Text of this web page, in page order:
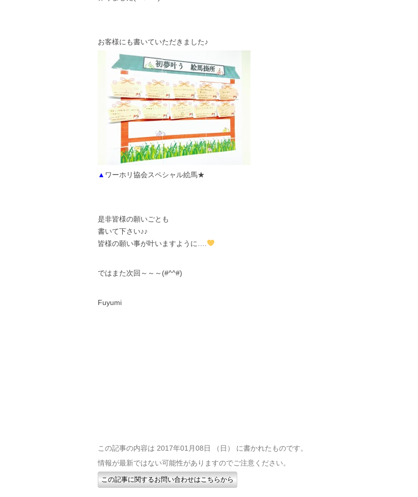
お客様にも書いていただきました♪
▲ ワーホリ協会スペシャル絵馬★
是非皆様の願いごとも
書いて下さい♪♪
皆様の願い事が叶いますように….
ではまた次回～～～(#^^#)
Fuyumi
この記事の内容は 2017年01月08日 （日） に書かれたものです。
情報が最新ではない可能性がありますのでご注意ください。
この記事に関するお問い合わせはこちらから